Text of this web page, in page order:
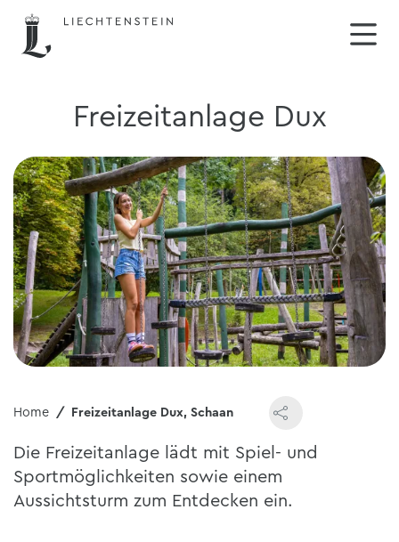
Freizeitanlage Dux
Home Freizeitanlage Dux, Schaan
Die Freizeitanlage lädt mit Spiel- und
Sportmöglichkeiten sowie einem
Aussichtsturm zum Entdecken ein.